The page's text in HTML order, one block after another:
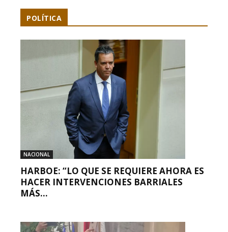
POLÍTICA
NACIONAL
HARBOE: “LO QUE SE REQUIERE AHORA ES
HACER INTERVENCIONES BARRIALES
MÁS...